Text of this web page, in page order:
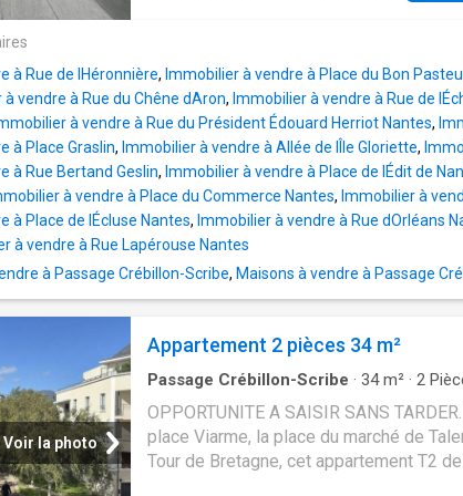
tarder avec votre agence Guy Hoquet
Donatien ! Honoraires à la charge du
environnante. L'intérieur se compose
pièce de vie lumineuse de près de 47
cuisine ouverte, d'une suite parentale
d'eau privative, de deux chambres avec
d'une seconde salle d'eau, d'un cellier,
séparés et de nombreux placards.
de gamme: grandes baies vitrées,
qualité, isolation renforcée, chauffage
stationnement sécurisé en sous-sol,
local à vélos. Résidence élégante,
parfaitement dess
à Rue de lHéronnière, Immobilier à vendre à Place du Bon
à vendre à Rue du Chêne dAron, Immobilier à vendre à Rue de
à vendre à Rue du Président Édouard Herriot Nantes,
à Place Graslin, Immobilier à vendre à Allée de lÎle Gloriette,
à Rue Bertand Geslin, Immobilier à vendre à Place de lÉdit de
à vendre à Place du Commerce Nantes, Immobilier à
à Place de lÉcluse Nantes, Immobilier à vendre à Rue dOrléans
à vendre à Rue Lapérouse Nantes
à Passage Crébillon-Scribe, Maisons à vendre à Passage
Voir la photo
Appartement 2 pièces 34 m²
Passage Crébillon-Scribe · 34m² · 2
OPPORTUNITE A SAISIR SANS
place Viarme, la place du marché de
Tour de Bretagne, cet appartement T2